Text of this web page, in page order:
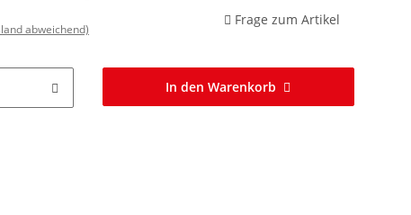
abweichend)
Frage zum Artikel
In den Warenkorb